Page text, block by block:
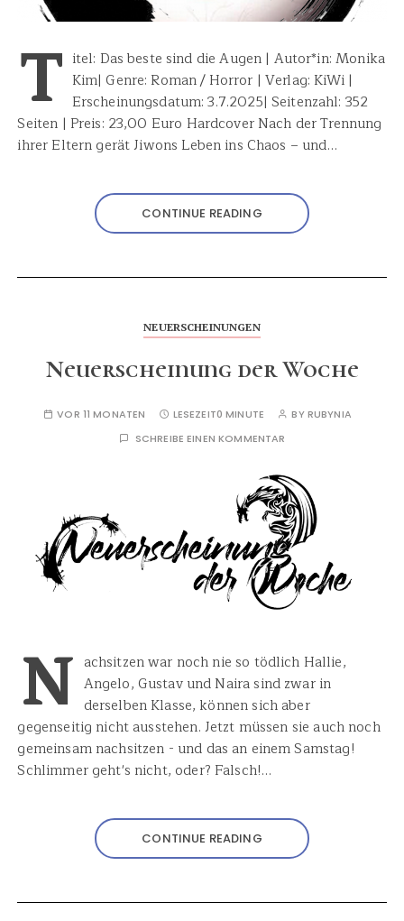
T itel: Das beste sind die Augen | Autor*in: Monika
Kim| Genre: Roman / Horror | Verlag: KiWi |
Erscheinungsdatum: 3.7.2025| Seitenzahl: 352
Seiten | Preis: 23,00 Euro Hardcover Nach der Trennung
ihrer Eltern gerät Jiwons Leben ins Chaos – und…
CONTINUE READING
NEUERSCHEINUNGEN
Neuerscheinung der Woche
VOR 11 MONATEN LESEZEIT0 MINUTE BYRUBYNIA
SCHREIBE EINEN KOMMENTAR
N achsitzen war noch nie so tödlich Hallie,
Angelo, Gustav und Naira sind zwar in
derselben Klasse, können sich aber
gegenseitig nicht ausstehen. Jetzt müssen sie auch noch
gemeinsam nachsitzen - und das an einem Samstag!
Schlimmer geht's nicht, oder? Falsch!…
CONTINUE READING